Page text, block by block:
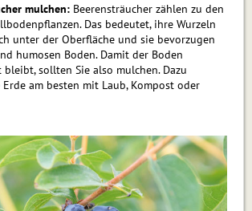
mulchen: Beerensträucher zählen zu den
Das bedeutet, ihre Wurzeln
unter der Oberfläche und sie bevorzugen
humosen Boden. Damit der Boden
sollten Sie also mulchen. Dazu
Erde am besten mit Laub, Kompost oder